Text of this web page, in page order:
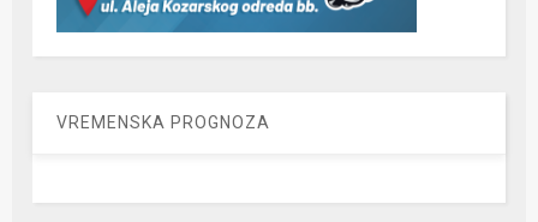
VREMENSKA PROGNOZA